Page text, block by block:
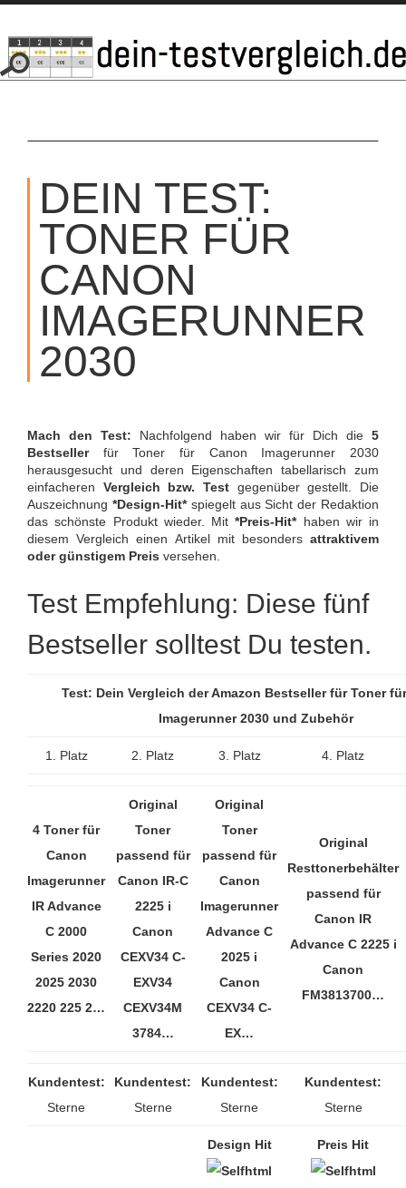
SKIP
CONTENT
DEIN TEST:
TONER FÜR
CANON
IMAGERUNNER
2030
Mach den Test: Nachfolgend haben wir für Dich die 5
Bestsellerfür Toner für Canon Imagerunner 2030
herausgesucht und deren Eigenschaften tabellarisch zum
einfacheren Vergleich bzw. Test gegenüber gestellt. Die
Auszeichnung *Design-Hit*spiegelt aus Sicht der Redaktion
das schönste Produkt wieder. Mit*Preis-Hit*haben wir in
diesem Vergleich einen Artikel mit besonders attraktivem
oder günstigem Preis versehen.
Test Empfehlung: Diese fünf
Bestseller solltest Du testen.
Test: Dein Vergleich der Amazon Bestseller für Toner
Imagerunner 2030 und Zubehör
1. Platz 2. Platz 3. Platz 4. Platz
4 Toner für
Canon
Imagerunner
IR Advance
C 2000
Series 2020
2025 2030
2220 225 2…
Original
Toner
passend für
Canon IR-C
2225 i
Canon
CEXV34 C-
EXV34
CEXV34M
3784…
Original
Toner
passend für
Canon
Imagerunner
Advance C
2025 i
Canon
CEXV34 C-
EX…
Original
Resttonerbehälter
passend für
Canon IR
Advance C 2225 i
Canon
FM3813700…
Kundentest:
Sterne
Kundentest:
Sterne
Kundentest:
Sterne
Kundentest:
Sterne
Design Hit Preis Hit